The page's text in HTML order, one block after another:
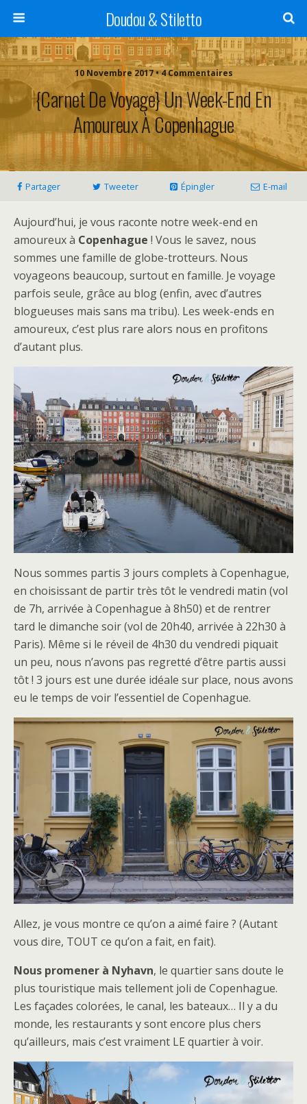
Doudou & Stiletto
10 Novembre 2017 • 4 Commentaires
{Carnet De Voyage} Un Week-End En
Amoureux À Copenhague
Partager Tweeter Épingler E-mail
Aujourd’hui, je vous raconte notre week-end en
amoureux à Copenhague ! Vous le savez, nous
sommes une famille de globe-trotteurs. Nous
voyageons beaucoup, surtout en famille. Je voyage
parfois seule, grâce au blog (enfin, avec d’autres
blogueuses mais sans ma tribu). Les week-ends en
amoureux, c’est plus rare alors nous en profitons
d’autant plus.
Nous sommes partis 3 jours complets à Copenhague,
en choisissant de partir très tôt le vendredi matin (vol
de 7h, arrivée à Copenhague à 8h50) et de rentrer
tard le dimanche soir (vol de 20h40, arrivée à 22h30 à
Paris). Même si le réveil de 4h30 du vendredi piquait
un peu, nous n’avons pas regretté d’être partis aussi
tôt ! 3 jours est une durée idéale sur place, nous avons
eu le temps de voir l’essentiel de Copenhague.
Allez, je vous montre ce qu’on a aimé faire ? (Autant
vous dire, TOUT ce qu’on a fait, en fait).
Nous promener à Nyhavn, le quartier sans doute le
plus touristique mais tellement joli de Copenhague.
Les façades colorées, le canal, les bateaux… Il y a du
monde, les restaurants y sont encore plus chers
qu’ailleurs, mais c’est vraiment LE quartier à voir.